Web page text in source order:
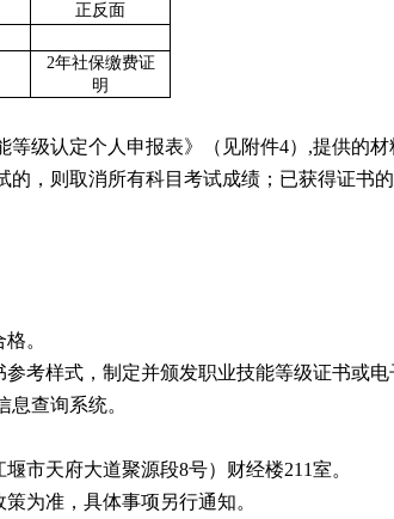
正反面
2年社保缴费证
明
等级认定个人申报表》（见附件4）,提供的
，则取消所有科目考试成绩；已获得证书
。
考样式，制定并颁发职业技能等级证书或
查询系统。
市天府大道聚源段8号）财经楼211室。
为准，具体事项另行通知。